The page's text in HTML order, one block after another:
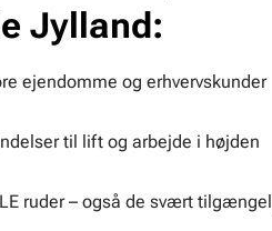
Jylland:
ejendomme og erhvervskunder
til lift og arbejde i højden
ruder – også de svært